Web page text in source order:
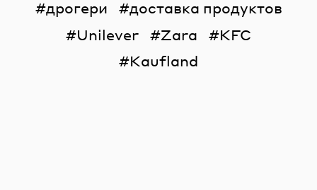
дрогери
доставка продуктов
Unilever
Zara
KFC
Kaufland